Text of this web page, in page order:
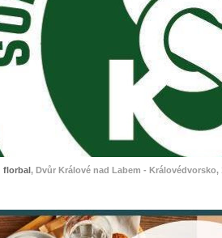
florbal, Dvůr Králové nad Labem - Královédvorsko,